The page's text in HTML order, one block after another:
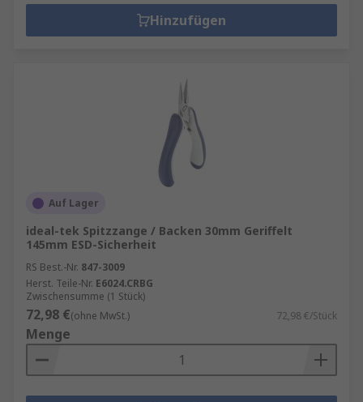
Hinzufügen
Auf Lager
ideal-tek Spitzzange / Backen 30mm Geriffelt
145mm ESD-Sicherheit
RS Best.-Nr. 847-3009
Herst. Teile-Nr. E6024.CRBG
Zwischensumme (1 Stück)
72,98 €(ohne MwSt.) 72,98 €/Stück
Menge